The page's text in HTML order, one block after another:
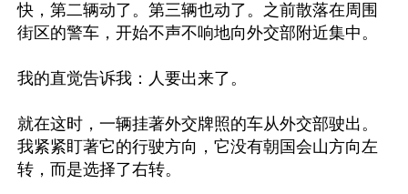
快，第二辆动了。第三辆也动了。之前散落在周围
街区的警车，开始不声不响地向外交部附近集中。
我的直觉告诉我：人要出来了。
就在这时，一辆挂著外交牌照的车从外交部驶出。
我紧紧盯著它的行驶方向，它没有朝国会山方向左
转，而是选择了右转。